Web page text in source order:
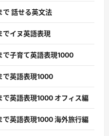
で 話せる英文法
でイヌ英語表現
で子育て英語表現1000
で英語表現1000
で英語表現1000 オフィス編
で英語表現1000 海外旅行編